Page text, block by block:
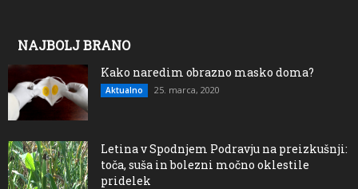
NAJBOLJ BRANO
Kako naredim obrazno masko doma?
Aktualno 25. marca, 2020
Letina v Spodnjem Podravju na preizkušnji:
toča, suša in bolezni močno oklestile
pridelek